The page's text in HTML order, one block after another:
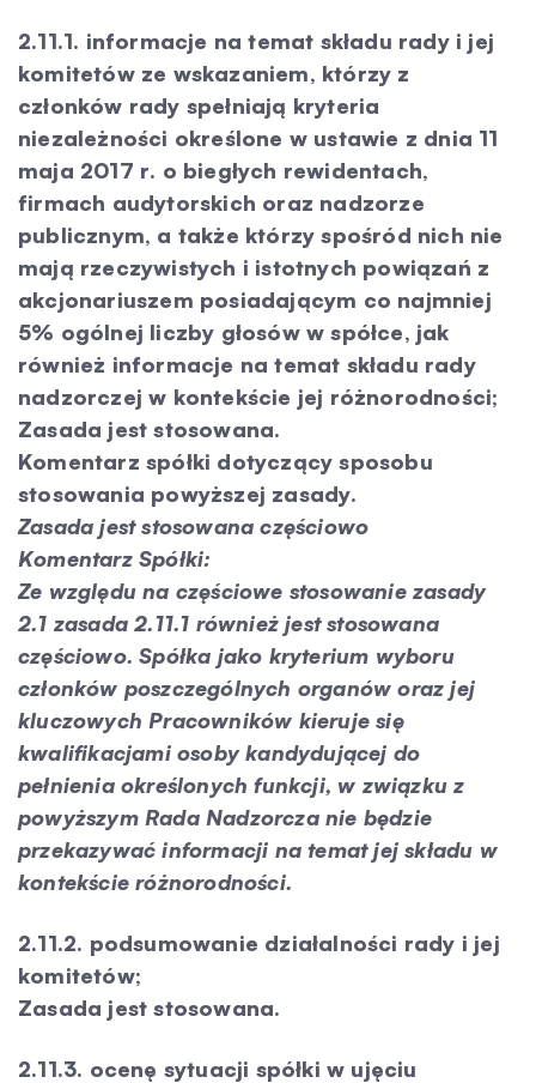
2.11.1. informacje na temat składu rady i jej
komitetów ze wskazaniem, którzy z
członków rady spełniają kryteria
niezależności określone w ustawie z dnia 11
maja 2017 r. o biegłych rewidentach,
firmach audytorskich oraz nadzorze
publicznym, a także którzy spośród nich nie
mają rzeczywistych i istotnych powiązań z
akcjonariuszem posiadającym co najmniej
5% ogólnej liczby głosów w spółce, jak
również informacje na temat składu rady
nadzorczej w kontekście jej różnorodności;
Zasada jest stosowana.
Komentarz spółki dotyczący sposobu
stosowania powyższej zasady.
Zasada jest stosowana częściowo
Komentarz Spółki:
Ze względu na częściowe stosowanie zasady
2.1 zasada 2.11.1 również jest stosowana
częściowo. Spółka jako kryterium wyboru
członków poszczególnych organów oraz jej
kluczowych Pracowników kieruje się
kwalifikacjami osoby kandydującej do
pełnienia określonych funkcji, w związku z
powyższym Rada Nadzorcza nie będzie
przekazywać informacji na temat jej składu w
kontekście różnorodności.
2.11.2. podsumowanie działalności rady i jej
komitetów;
Zasada jest stosowana.
2.11.3. ocenę sytuacji spółki w ujęciu